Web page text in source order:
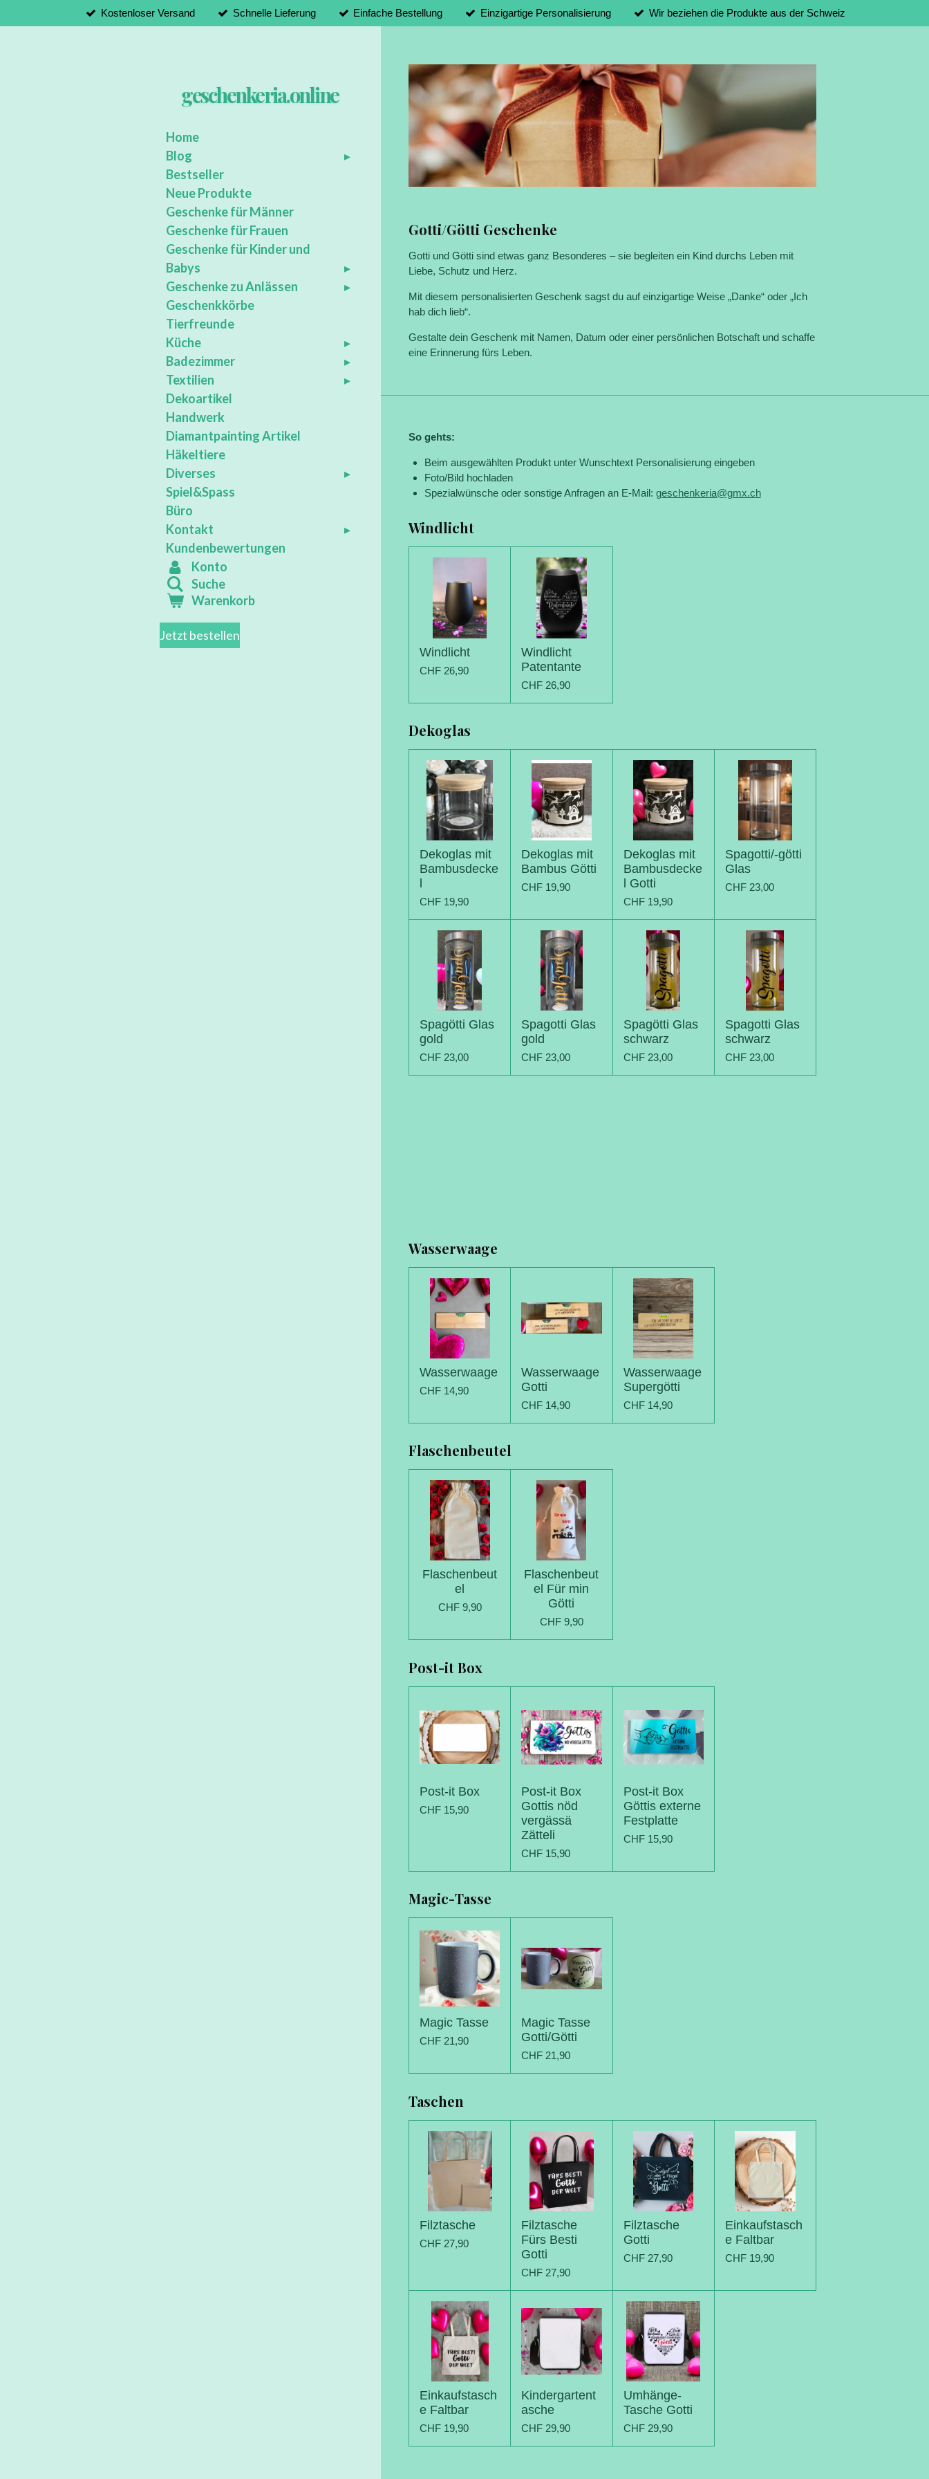
Hauptinhalt
Kostenloser Versand Schnelle Lieferung Einfache Bestellung Einzigartige Personalisierung Wir beziehen die Produkte aus der Schweiz
Gotti/Götti Geschenke
Gotti und Götti sind etwas ganz Besonderes – sie begleiten ein Kind durchs Leben mit
Liebe, Schutz und Herz.
Mit diesem personalisierten Geschenk sagst du auf einzigartige Weise „Danke“ oder „Ich
hab dich lieb“.
Gestalte dein Geschenk mit Namen, Datum oder einer persönlichen Botschaft und schaffe
eine Erinnerung fürs Leben.
So gehts:
Beim ausgewählten Produkt unter Wunschtext Personalisierung eingeben
Foto/Bild hochladen
Spezialwünsche oder sonstige Anfragen an E-Mail: geschenkeria@gmx.ch
Windlicht
Windlicht
CHF 26,90
Windlicht
Patentante
CHF 26,90
Dekoglas
Dekoglas mit
Bambusdecke
CHF 19,90
Dekoglas mit
Bambus Götti
CHF 19,90
Dekoglas mit
Bambusdecke
l Gotti
CHF 19,90
Spagotti/-götti
Glas
CHF 23,00
Spagötti Glas
gold
CHF 23,00
Spagotti Glas
gold
CHF 23,00
Spagötti Glas
schwarz
CHF 23,00
Spagotti Glas
schwarz
CHF 23,00
Wasserwaage
Wasserwaage
CHF 14,90
Wasserwaage
Gotti
CHF 14,90
Wasserwaage
Supergötti
CHF 14,90
Flaschenbeutel
Flaschenbeut
el
CHF 9,90
Flaschenbeut
el Für min
Götti
CHF 9,90
Post-it Box
Post-it Box
CHF 15,90
Post-it Box
Gottis nöd
vergässä
Zätteli
CHF 15,90
Post-it Box
Göttis externe
Festplatte
CHF 15,90
Magic-Tasse
Magic Tasse
CHF 21,90
Magic Tasse
Gotti/Götti
CHF 21,90
Taschen
Filztasche
CHF 27,90
Filztasche
Fürs Besti
Gotti
CHF 27,90
Filztasche
Gotti
CHF 27,90
Einkaufstasch
e Faltbar
CHF 19,90
Einkaufstasch
e Faltbar
CHF 19,90
Kindergartent
asche
CHF 29,90
Umhänge-
Tasche Gotti
CHF 29,90
geschenkeria.online
Home
Blog
Bestseller
Neue Produkte
Geschenke für Männer
Geschenke für Frauen
Geschenke für Kinder und
Babys
Geschenke zu Anlässen
Geschenkkörbe
Tierfreunde
Küche
Badezimmer
Textilien
Dekoartikel
Handwerk
Diamantpainting Artikel
Häkeltiere
Diverses
Spiel&Spass
Büro
Kontakt
Kundenbewertungen
Konto
Suche
Warenkorb
Jetzt bestellen